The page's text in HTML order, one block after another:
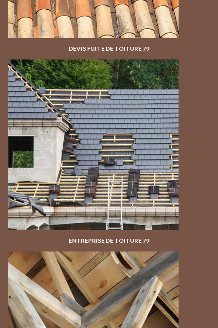
DEVIS FUITE DE TOITURE 79
ENTREPRISE DE TOITURE 79